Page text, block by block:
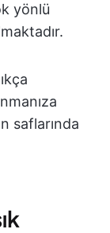
yönlü
saflarında